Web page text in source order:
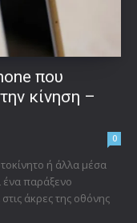
που
κίνηση –
0
ή άλλα μέσα
παράξενο
άκρες της οθόνης